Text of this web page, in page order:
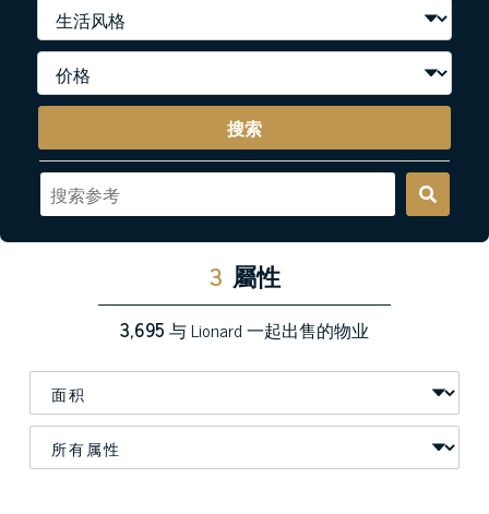
搜索
3 屬性
3,695与 Lionard 一起出售的物业